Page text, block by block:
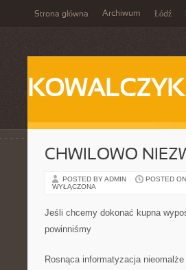
Strona główna Archiwum Łódź
KOWALCZYK
CHWILOWO
POSTED BY ADMIN POSTED
WYŁĄCZONA
Jeśli chcemy dokonać kupna
powinniśmy
Rosnąca informatyzacja